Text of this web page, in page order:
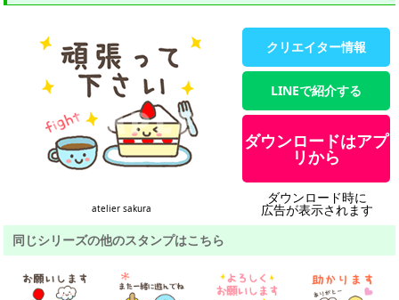
atelier sakura
クリエイター情報
LINEで紹介する
ダウンロードはアプ
リから
ダウンロード時に
広告が表示されます
同じシリーズの他のスタンプはこちら